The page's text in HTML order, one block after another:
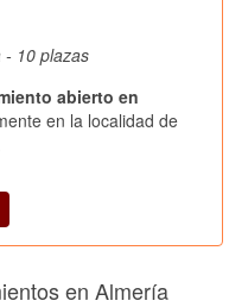
- 10 plazas
abierto en
en la localidad de
en Almería